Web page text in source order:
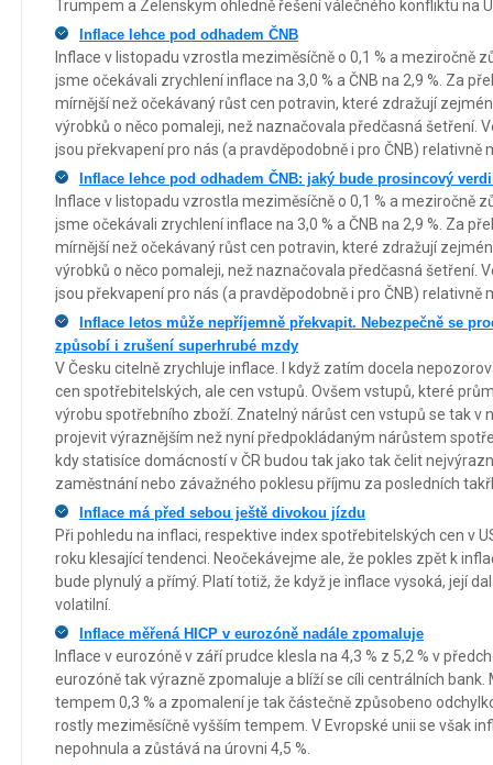
Trumpem a Zelenskym ohledně řešení válečného konfliktu na
Inflace lehce pod odhadem ČNB
Inflace v listopadu vzrostla meziměsíčně o 0,1 % a meziročně
jsme očekávali zrychlení inflace na 3,0 % a ČNB na 2,9 %. Za
mírnější než očekávaný růst cen potravin, které zdražují
výrobků o něco pomaleji, než naznačovala předčasná šetření.
jsou překvapení pro nás (a pravděpodobně i pro ČNB) relativně
Inflace lehce pod odhadem ČNB: jaký bude prosincový
Inflace v listopadu vzrostla meziměsíčně o 0,1 % a meziročně
jsme očekávali zrychlení inflace na 3,0 % a ČNB na 2,9 %. Za
mírnější než očekávaný růst cen potravin, které zdražují
výrobků o něco pomaleji, než naznačovala předčasná šetření.
jsou překvapení pro nás (a pravděpodobně i pro ČNB) relativně
Inflace letos může nepříjemně překvapit. Nebezpečně se
způsobí i zrušení superhrubé mzdy
V Česku citelně zrychluje inflace. I když zatím docela
cen spotřebitelských, ale cen vstupů. Ovšem vstupů, které
výrobu spotřebního zboží. Znatelný nárůst cen vstupů se tak v
projevit výraznějším než nyní předpokládaným nárůstem
kdy statisíce domácností v ČR budou tak jako tak čelit
zaměstnání nebo závažného poklesu příjmu za posledních
Inflace má před sebou ještě divokou jízdu
Při pohledu na inflaci, respektive index spotřebitelských cen v
roku klesající tendenci. Neočekávejme ale, že pokles zpět k
bude plynulý a přímý. Platí totiž, že když je inflace vysoká, její
volatilní.
Inflace měřená HICP v eurozóně nadále zpomaluje
Inflace v eurozóně v září prudce klesla na 4,3 % z 5,2 % v
eurozóně tak výrazně zpomaluje a blíží se cíli centrálních
tempem 0,3 % a zpomalení je tak částečně způsobeno
rostly meziměsíčně vyšším tempem. V Evropské unii se však
nepohnula a zůstává na úrovni 4,5 %.